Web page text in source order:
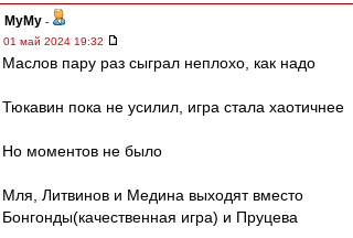
МуМу -
01 май 2024 19:32
Маслов пару раз сыграл неплохо, как надо
Тюкавин пока не усилил, игра стала хаотичнее
Но моментов не было
Мля, Литвинов и Медина выходят вместо
Бонгонды(качественная игра) и Пруцева